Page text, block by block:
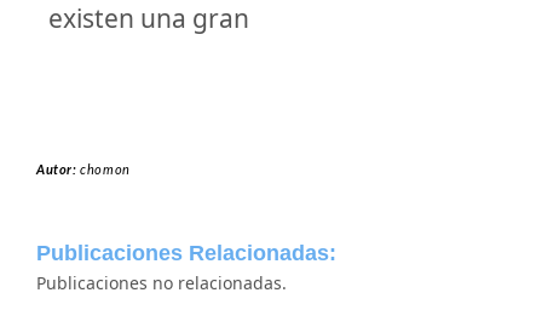
existen una gran
Autor:chomon
Publicaciones Relacionadas:
Publicaciones no relacionadas.